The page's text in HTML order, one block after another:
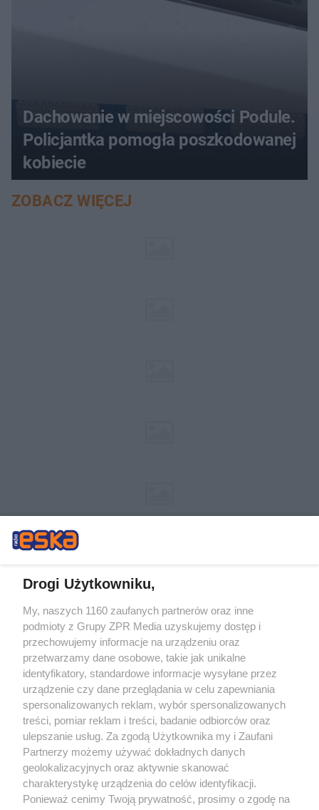
Dachowanie w miejscowości Podule.
Policjantka pomogła poszkodowanej
kobiecie
ZOBACZ WIĘCEJ
Żaden utwór zamieszczony w serwisie nie może być powielany i
rozpowszechniany lub dalej rozpowszechniany w jakikolwiek sposób (w
tym także elektroniczny lub mechaniczny) na jakimkolwiek polu
eksploatacji w jakiejkolwiek formie, włącznie z umieszczaniem w Internecie
bez pisemnej zgody właściciela praw. Jakiekolwiek użycie lub
wykorzystanie utworów w całości lub w części z naruszeniem prawa, tzn.
bez właściwej zgody, jest zabronione pod groźbą kary i może być ścigane
prawnie.
O nas
Drogi Użytkowniku,
My, naszych 1160 zaufanych partnerów oraz inne
podmioty z Grupy ZPR Media uzyskujemy dostęp i
przechowujemy informacje na urządzeniu oraz
przetwarzamy dane osobowe, takie jak unikalne
identyfikatory, standardowe informacje wysyłane przez
urządzenie czy dane przeglądania w celu zapewniania
spersonalizowanych reklam, wybór spersonalizowanych
treści, pomiar reklam i treści, badanie odbiorców oraz
ulepszanie usług. Za zgodą Użytkownika my i Zaufani
Partnerzy możemy używać dokładnych danych
geolokalizacyjnych oraz aktywnie skanować
charakterystykę urządzenia do celów identyfikacji.
Ponieważ cenimy Twoją prywatność, prosimy o zgodę na